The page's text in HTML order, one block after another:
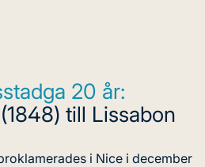
20 år:
till Lissabon
i Nice i december